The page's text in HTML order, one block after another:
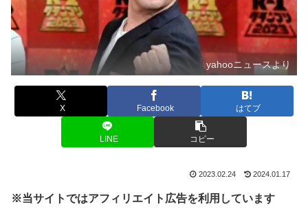
yahooニュースより
X Facebook はてブ
LINE コピー
2023.02.24 2024.01.17
※当サイトではアフィリエイト広告を利用しています